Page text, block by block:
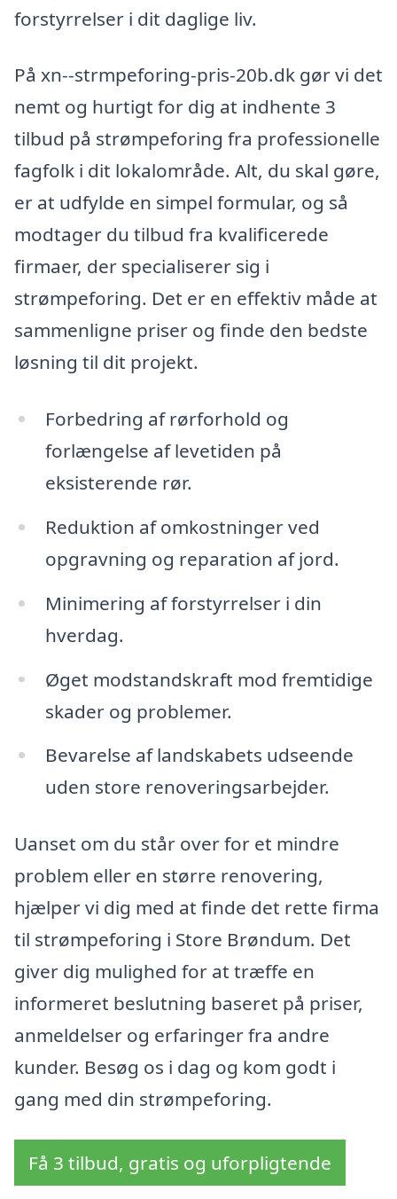
forstyrrelser i dit daglige liv.
På xn--strmpeforing-pris-20b.dk gør vi det
nemt og hurtigt for dig at indhente 3
tilbud på strømpeforing fra professionelle
fagfolk i dit lokalområde. Alt, du skal gøre,
er at udfylde en simpel formular, og så
modtager du tilbud fra kvalificerede
firmaer, der specialiserer sig i
strømpeforing. Det er en effektiv måde at
sammenligne priser og finde den bedste
løsning til dit projekt.
Forbedring af rørforhold og
forlængelse af levetiden på
eksisterende rør.
Reduktion af omkostninger ved
opgravning og reparation af jord.
Minimering af forstyrrelser i din
hverdag.
Øget modstandskraft mod fremtidige
skader og problemer.
Bevarelse af landskabets udseende
uden store renoveringsarbejder.
Uanset om du står over for et mindre
problem eller en større renovering,
hjælper vi dig med at finde det rette firma
til strømpeforing i Store Brøndum. Det
giver dig mulighed for at træffe en
informeret beslutning baseret på priser,
anmeldelser og erfaringer fra andre
kunder. Besøg os i dag og kom godt i
gang med din strømpeforing.
Få 3 tilbud, gratis og uforpligtende